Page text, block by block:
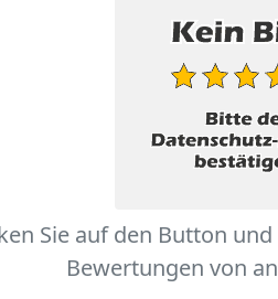
Sie auf den Button
Bewertungen von